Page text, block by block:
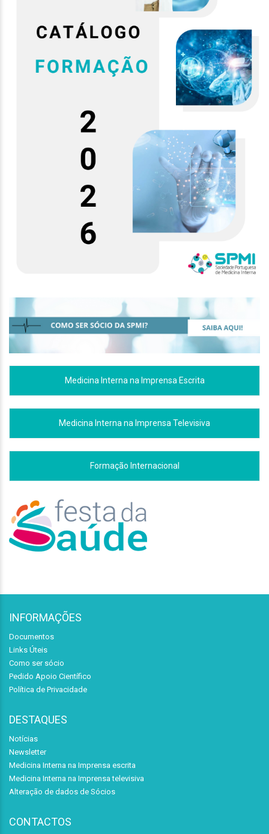
Medicina Interna na Imprensa Escrita
Medicina Interna na Imprensa Televisiva
Formação Internacional
INFORMAÇÕES
Documentos
Links Úteis
Como ser sócio
Pedido Apoio Científico
Política de Privacidade
DESTAQUES
Notícias
Newsletter
Medicina Interna na Imprensa escrita
Medicina Interna na Imprensa televisiva
Alteração de dados de Sócios
CONTACTOS